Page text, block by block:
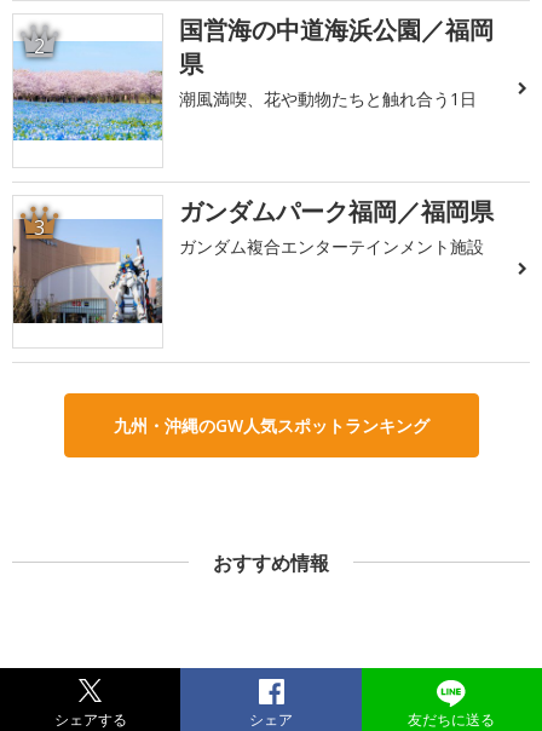
2
国営海の中道海浜公園／福岡
県
潮風満喫、花や動物たちと触れ合う1日
3 ガンダムパーク福岡／福岡県
ガンダム複合エンターテインメント施設
九州・沖縄のGW人気スポットランキング
おすすめ情報
シェアする シェア 友だちに送る